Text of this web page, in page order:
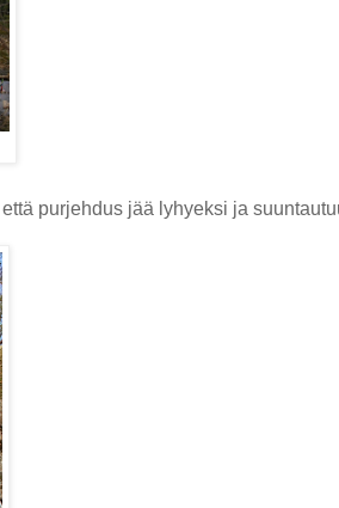
purjehdus jää lyhyeksi ja